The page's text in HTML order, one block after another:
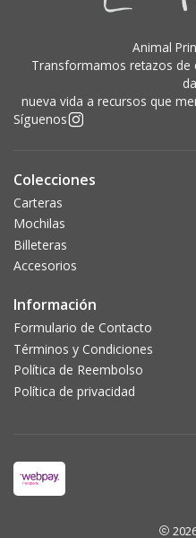
Animal
Transformamos retazos de
nueva vida a recursos que
Síguenos
Colecciones
Carteras
Mochilas
Billeteras
Accesorios
Información
Formulario de Contacto
Términos y Condiciones
Política de Reembolso
Política de privacidad